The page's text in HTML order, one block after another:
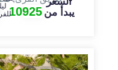
يبدأ من 10925